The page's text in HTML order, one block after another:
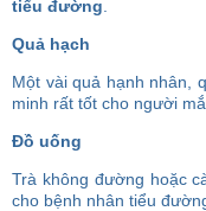
tiểu đường
Quả hạch
Một vài quả hạnh nhân,
minh rất tốt cho người
Đồ uống
Trà không đường hoặc
cho bệnh nhân tiểu